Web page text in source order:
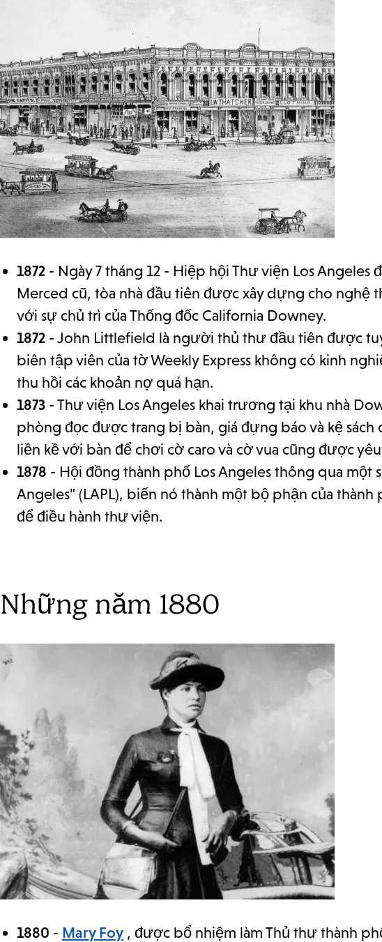
1872 - Ngày 7 tháng 12 - Hiệp hội Thư viện Los
Merced cũ, tòa nhà đầu tiên được xây dựng cho nghệ
với sự chủ trì của Thống đốc California Downey.
1872 - John Littlefield là người thủ thư đầu tiên được
biên tập viên của tờ Weekly Express không có kinh
thu hồi các khoản nợ quá hạn.
1873 - Thư viện Los Angeles khai trương tại khu nhà
phòng đọc được trang bị bàn, giá đựng báo và kệ
liền kề với bàn để chơi cờ caro và cờ vua cũng được
1878 - Hội đồng thành phố Los Angeles thông qua một
Angeles" (LAPL), biến nó thành một bộ phận của
để điều hành thư viện.
Những năm 1880
1880 - Mary Foy , được bổ nhiệm làm Thủ thư thành